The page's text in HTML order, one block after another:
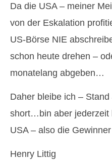
Da die USA – meiner
von der Eskalation
US-Börse NIE
schon heute drehen –
monatelang abgeben…
Daher bleibe ich –
short…bin aber jederzeit
USA – also die
Henry Littig